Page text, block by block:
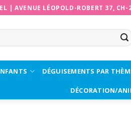
|AVENUE LÉOPOLD-ROBERT 37,
DÉGUISEMENTS PAR
DÉCORATION/